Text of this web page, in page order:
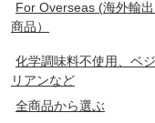
For Overseas (海外輸
商品）
化学調味料不使用、ベ
リアンなど
全商品から選ぶ